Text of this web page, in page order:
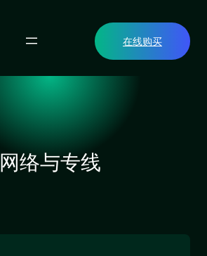
在线购买
网络与专线